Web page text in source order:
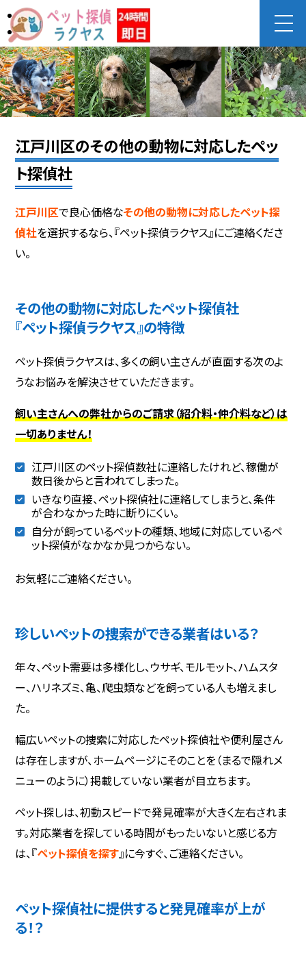
江戸川区のその他の動物に対応したペッ
ト探偵社
江戸川区で良心価格なその他の動物に対応したペット探
偵社を選択するなら、『ペット探偵ラクヤス』にご連絡くださ
い。
その他の動物に対応したペット探偵社
『ペット探偵ラクヤス』の特徴
ペット探偵ラクヤスは、多くの飼い主さんが直面する次のよ
うなお悩みを解決させていただきます。
飼い主さんへの弊社からのご請求（紹介料・仲介料など）は
一切ありません！
江戸川区のペット探偵数社に連絡したけれど、稼働が
数日後からと言われてしまった。
いきなり直接、ペット探偵社に連絡してしまうと、条件
が合わなかった時に断りにくい。
自分が飼っているペットの種類、地域に対応しているペ
ット探偵がなかなか見つからない。
お気軽にご連絡ください。
珍しいペットの捜索ができる業者はいる？
年々、ペット需要は多様化し、ウサギ、モルモット、ハムスタ
ー、ハリネズミ、亀、爬虫類などを飼っている人も増えまし
た。
幅広いペットの捜索に対応したペット探偵社や便利屋さん
は存在しますが、ホームページにそのことを（まるで隠れメ
ニューのように）掲載していない業者が目立ちます。
ペット探しは、初動スピードで発見確率が大きく左右されま
す。対応業者を探している時間がもったいないと感じる方
は、『ペット探偵を探す』に今すぐ、ご連絡ください。
ペット探偵社に提供すると発見確率が上が
る！？